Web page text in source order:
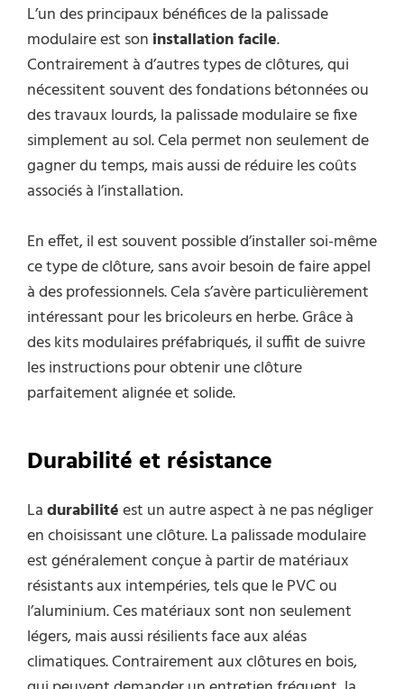
L’un des principaux bénéfices de la palissade
modulaire est son installation facile.
Contrairement à d’autres types de clôtures, qui
nécessitent souvent des fondations bétonnées ou
des travaux lourds, la palissade modulaire se fixe
simplement au sol. Cela permet non seulement de
gagner du temps, mais aussi de réduire les coûts
associés à l’installation.
En effet, il est souvent possible d’installer soi-même
ce type de clôture, sans avoir besoin de faire appel
à des professionnels. Cela s’avère particulièrement
intéressant pour les bricoleurs en herbe. Grâce à
des kits modulaires préfabriqués, il suffit de suivre
les instructions pour obtenir une clôture
parfaitement alignée et solide.
Durabilité et résistance
Ladurabilitéest un autre aspect à ne pas négliger
en choisissant une clôture. La palissade modulaire
est généralement conçue à partir de matériaux
résistants aux intempéries, tels que le PVC ou
l’aluminium. Ces matériaux sont non seulement
légers, mais aussi résilients face aux aléas
climatiques. Contrairement aux clôtures en bois,